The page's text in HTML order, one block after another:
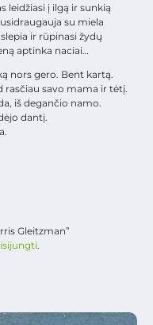
leidžiasi į ilgą ir sunkią
su miela
ir rūpinasi žydų
aptinka naciai…
nors gero. Bent kartą.
rasčiau savo mama ir tėtį.
iš degančio namo.
dantį.
Gleitzman”
.